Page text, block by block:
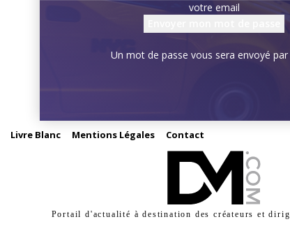
votre email
Un mot de passe vous sera envoyé par
Livre Blanc Mentions Légales Contact
Portail d'actualité à destination des créateurs et